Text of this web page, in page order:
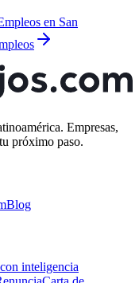
en San
Empresas,
próximo paso.
Blog
inteligencia